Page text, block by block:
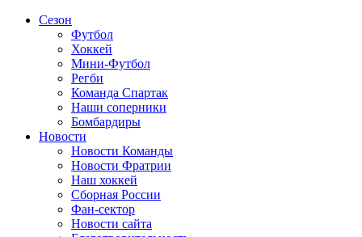
Сезон
Футбол
Хоккей
Мини-Футбол
Регби
Команда Спартак
Наши соперники
Бомбардиры
Новости
Новости Команды
Новости Фратрии
Наш хоккей
Сборная России
Фан-cектор
Новости сайта